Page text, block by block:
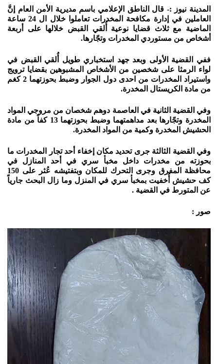
المدينة نيوز :- قال الناطق الإعلامي باسم مديرية الأمن العام إنَّ
العاملين في إدارة مكافحة المخدرات تعاملوا خلال ال 24 ساعة
الماضية مع ثلاث قضايا نوعية أُلقي القبض خلالها على أربعة
أشخاص من مستوردي المخدرات وتجّارها.
ففي القضية الأولى وبعد جهد استخباري طويل أُلقي القبض في
لواء الرمثا على شخصين من الأشخاص المشبوهين بقضايا ترويج
واستيراد المخدرات من احدى دول الجوار وضبط بحوزتهما 2 كغم
من مادة الكريستال المخدرة.
وفي القضية الثانية في العاصمة دوهم شخصان من مروجي المواد
المخدرة وتجّارها بعد مداهمتهما وضبط بحوزتهما 13 كفاً من مادة
الحشيش المخدرة وكمية من المواد المخدرة.
وفي القضية الثالثة جرى تحديد مكان إخفاء أحد تجار المخدرات ما
بحوزته من مخدرات داخل مخبأ سري في أحد المنازل في
محافظة المفرق وجرى التحرك للمكان وبتفتيشه عُثر على 150
كف حشيش أُخفيت بمخبأ سري في المنزل وما زال البحث جارياً
عن المتورط في القضية .
صور :